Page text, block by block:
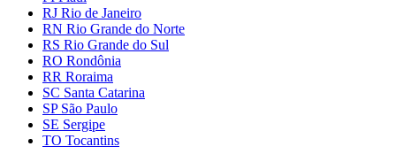
RJ Rio de Janeiro
RN Rio Grande do Norte
RS Rio Grande do Sul
RO Rondônia
RR Roraima
SC Santa Catarina
SP São Paulo
SE Sergipe
TO Tocantins